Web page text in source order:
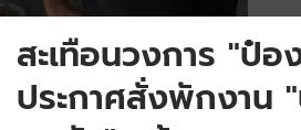
สะเทือนวงการ "ป๋
ประกาศสั่งพักงาน "